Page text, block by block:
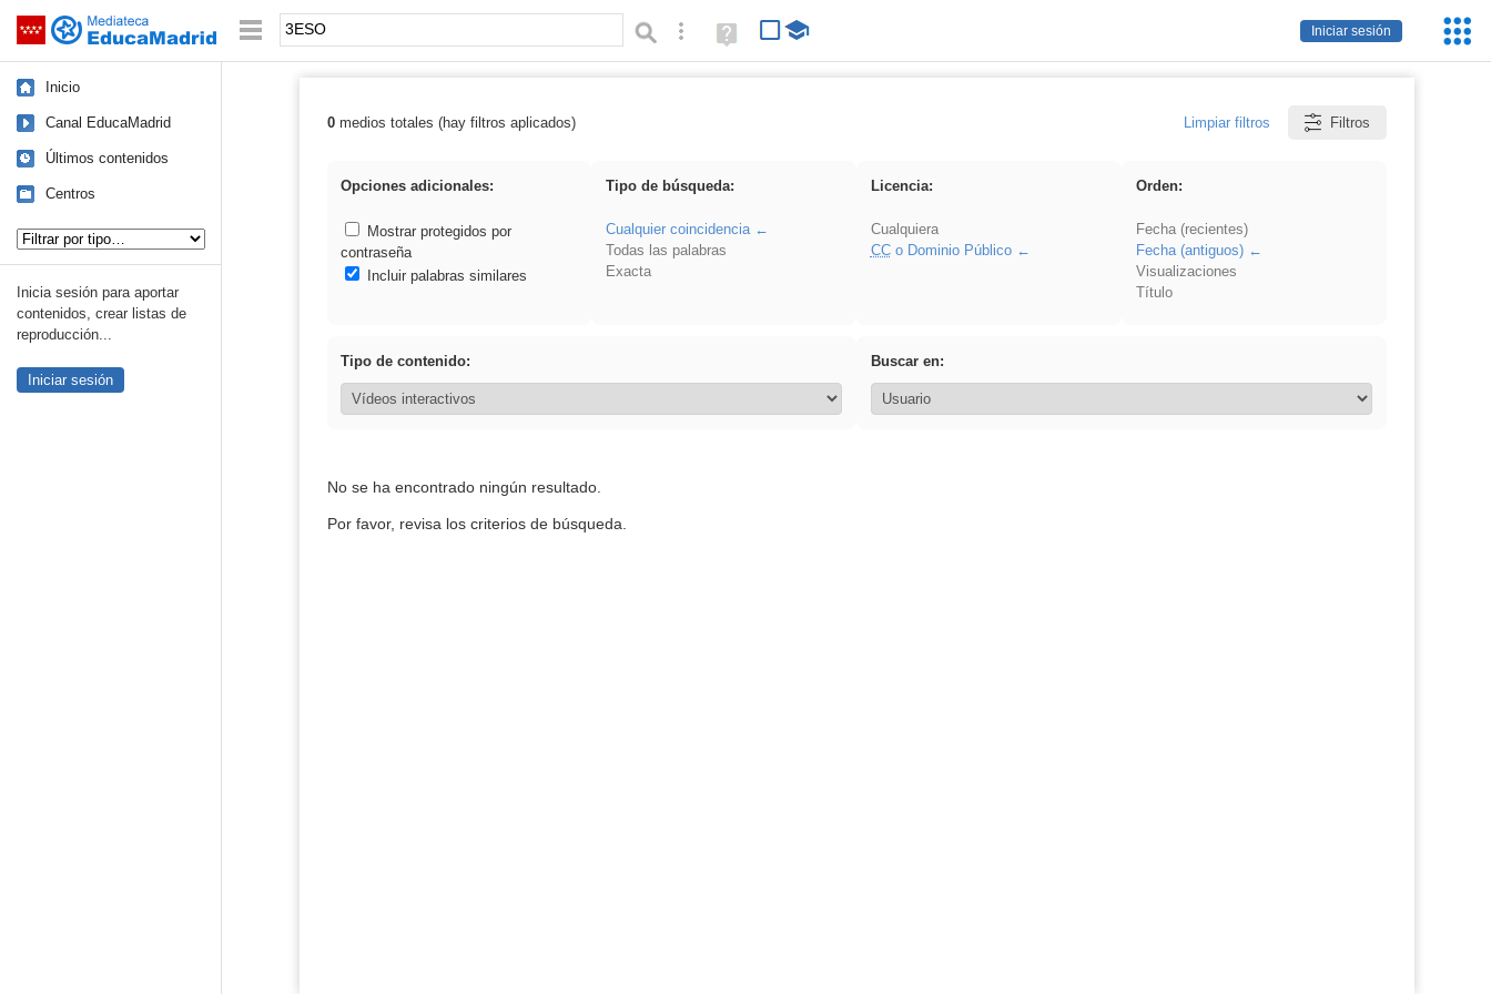
Saltar navegación
Iniciar sesión
Palabra o frase: Búsqueda avanzada
Ayuda
(en
Inicio
Canal EducaMadrid
Últimos contenidos
Centros
Inicia sesión para aportar
contenidos, crear listas de
reproducción...
Iniciar sesión
Resultados de: 3ESO
0medios totales (hay filtros aplicados) Limpiar filtros Filtros
Opciones adicionales:
Mostrar protegidos por
contraseña
Incluir palabras similares
Tipo de búsqueda:
Cualquier coincidencia
Todas las palabras
Exacta
Licencia:
Cualquiera
CCo Dominio Público
Orden:
Fecha (recientes)
Fecha (antiguos)
Visualizaciones
Título
Tipo de contenido: Buscar en:
No se ha encontrado ningún resultado.
Por favor, revisa los criterios de búsqueda.